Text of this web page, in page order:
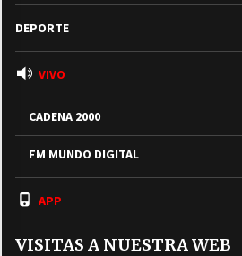
DEPORTE
VIVO
CADENA 2000
FM MUNDO DIGITAL
APP
VISITAS A NUESTRA WEB